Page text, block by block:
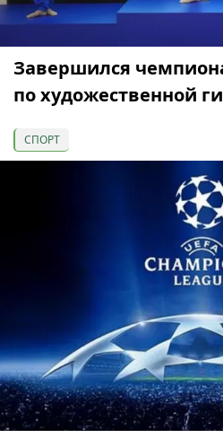
Завершился
по художественной
СПОРТ